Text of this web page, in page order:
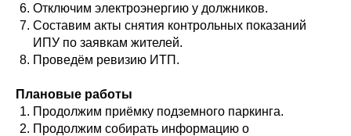
Отключим электроэнергию у должников.
Составим акты снятия контрольных показаний
ИПУ по заявкам жителей.
Проведём ревизию ИТП.
Плановые работы
Продолжим приёмку подземного паркинга.
Продолжим собирать информацию о